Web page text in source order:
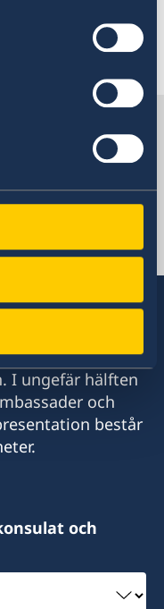
med i
I ungefär hälften
och
består
och